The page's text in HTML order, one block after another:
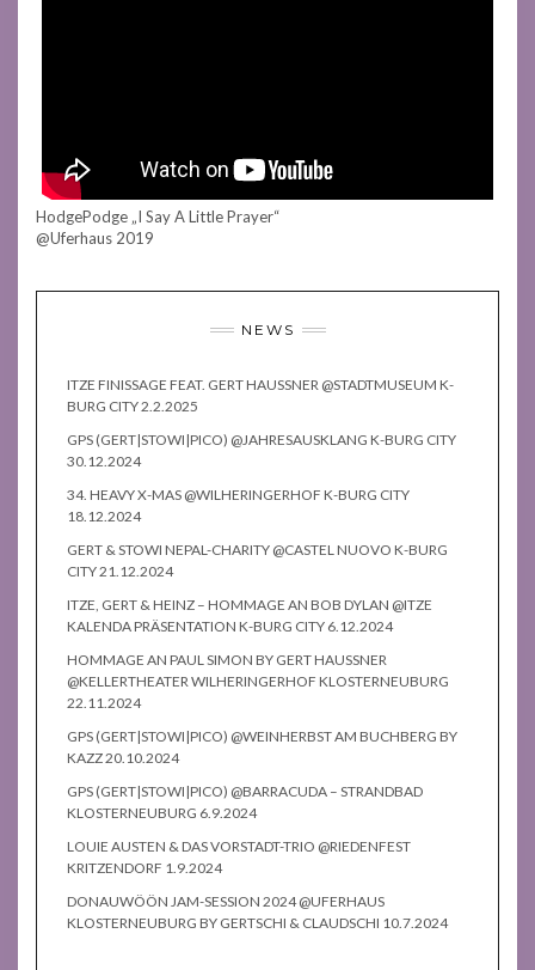
HodgePodge „I Say A Little Prayer“
@Uferhaus 2019
NEWS
ITZE FINISSAGE FEAT. GERT HAUSSNER @STADTMUSEUM K-
BURG CITY 2.2.2025
GPS (GERT|STOWI|PICO) @JAHRESAUSKLANG K-BURG CITY
30.12.2024
34. HEAVY X-MAS @WILHERINGERHOF K-BURG CITY
18.12.2024
GERT & STOWI NEPAL-CHARITY @CASTEL NUOVO K-BURG
CITY 21.12.2024
ITZE, GERT & HEINZ – HOMMAGE AN BOB DYLAN @ITZE
KALENDA PRÄSENTATION K-BURG CITY 6.12.2024
HOMMAGE AN PAUL SIMON BY GERT HAUSSNER
@KELLERTHEATER WILHERINGERHOF KLOSTERNEUBURG
22.11.2024
GPS (GERT|STOWI|PICO) @WEINHERBST AM BUCHBERG BY
KAZZ 20.10.2024
GPS (GERT|STOWI|PICO) @BARRACUDA – STRANDBAD
KLOSTERNEUBURG 6.9.2024
LOUIE AUSTEN & DAS VORSTADT-TRIO @RIEDENFEST
KRITZENDORF 1.9.2024
DONAUWÖÖN JAM-SESSION 2024 @UFERHAUS
KLOSTERNEUBURG BY GERTSCHI & CLAUDSCHI 10.7.2024